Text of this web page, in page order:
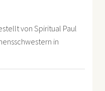
von Spiritual Paul
in